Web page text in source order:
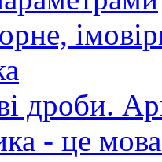
дроби.
- це